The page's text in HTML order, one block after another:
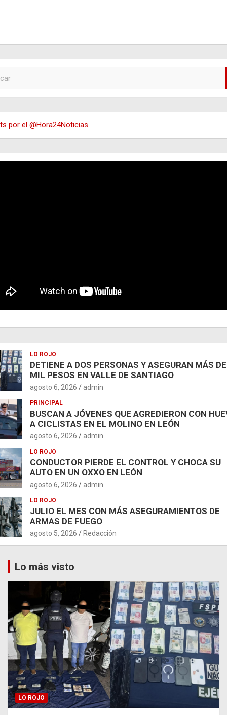
por el @Hora24Noticias.
LO ROJO
DETIENE A DOS PERSONAS Y ASEGURAN MÁS
MIL PESOS EN VALLE DE SANTIAGO
agosto 6, 2026 admin
PRINCIPAL
BUSCAN A JÓVENES QUE AGREDIERON CON
A CICLISTAS EN EL MOLINO EN LEÓN
agosto 6, 2026 admin
LO ROJO
CONDUCTOR PIERDE EL CONTROL Y CHOCA SU
AUTO EN UN OXXO EN LEÓN
agosto 6, 2026 admin
LO ROJO
JULIO EL MES CON MÁS ASEGURAMIENTOS DE
ARMAS DE FUEGO
agosto 5, 2026 Redacción
Lo más visto
LO ROJO